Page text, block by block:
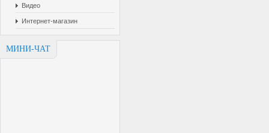
Видео
Интернет-магазин
МИНИ-ЧАТ